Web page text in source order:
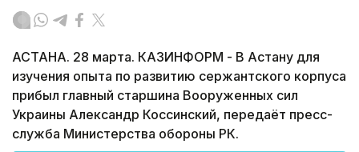
АСТАНА. 28 марта. КАЗИНФОРМ - В Астану для
изучения опыта по развитию сержантского корпуса
прибыл главный старшина Вооруженных сил
Украины Александр Коссинский, передаёт пресс-
служба Министерства обороны РК.